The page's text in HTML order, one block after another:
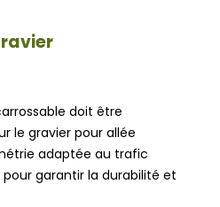
doit être
le gravier pour allée
adaptée au trafic
garantir la durabilité et